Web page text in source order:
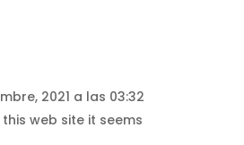
2021 a las 03:32
web site it seems